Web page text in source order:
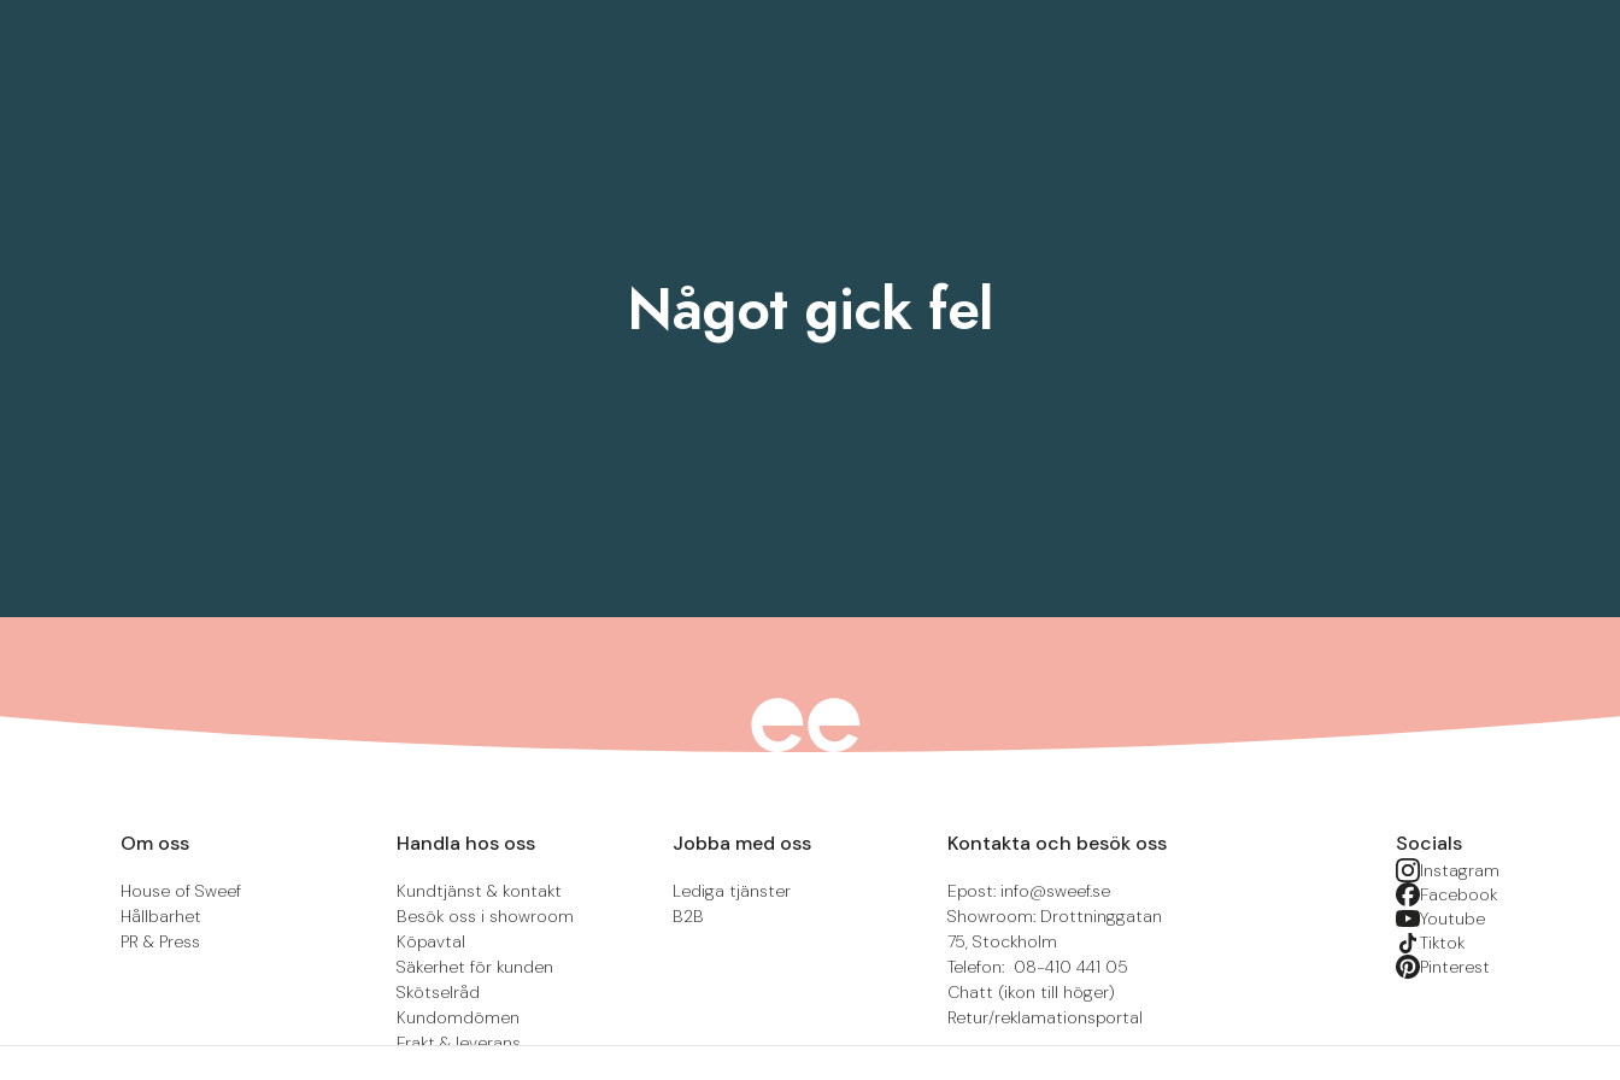
Något gick fel
Om oss
House of Sweef
Hållbarhet
PR & Press
Handla hos oss
Kundtjänst & kontakt
Besök oss i showroom
Köpavtal
Säkerhet för kunden
Skötselråd
Kundomdömen
Frakt & leverans
Jobba med oss
Lediga tjänster
B2B
Kontakta och besök oss
Epost: info@sweef.se
Showroom: Drottninggatan
75, Stockholm
Telefon: 08-410 441 05
Chatt (ikon till höger)
Retur/reklamationsportal
Socials
Instagram
Facebook
Youtube
Tiktok
Pinterest